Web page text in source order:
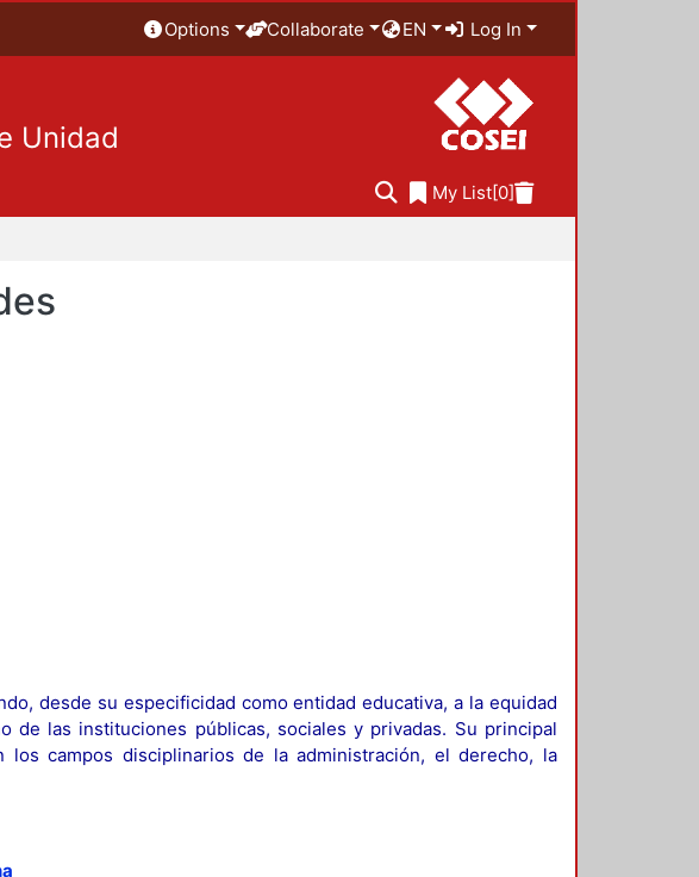
Options Collaborate EN Log In
Unidad
My List[0]
desde su especificidad como entidad educativa, a la equidad
las instituciones públicas, sociales y privadas. Su principal
campos disciplinarios de la administración, el derecho, la